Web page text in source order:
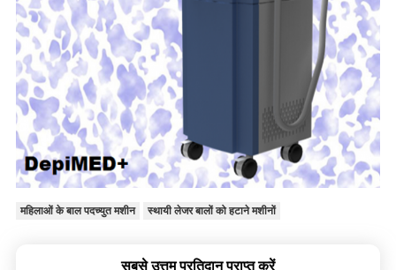
महिलाओं के बाल पदच्युत मशीन स्थायी लेजर बालों को हटाने मशीनों
सबसे उत्तम प्रतिदान प्राप्त करें